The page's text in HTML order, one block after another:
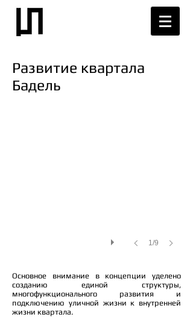
Развитие квартала
Бадель
1/9
Основное внимание в концепции уделено
созданию единой структуры,
многофункционального развития и
подключению уличной жизни к внутренней
жизни квартала.